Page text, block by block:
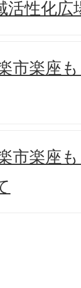
活性化
市楽座
市楽座